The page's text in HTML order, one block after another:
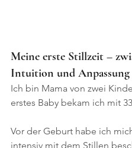
Meine erste Stillzeit –
Intuition und Anpassung
Ich bin Mama von zwei
erstes Baby bekam ich mit
Vor der Geburt habe ich
intensiv mit dem Stillen